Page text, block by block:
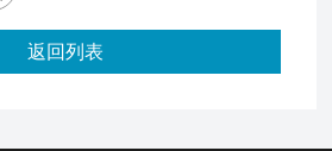
返回列表